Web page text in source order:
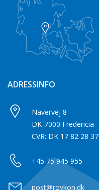
ADRESSINFO
Navervej 8
DK-7000 Fredericia
CVR: DK 17 82 28 37
+45 75 945 955
post@roykon.dk